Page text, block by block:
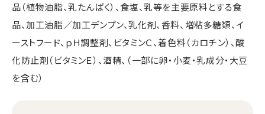
品（植物油脂、乳たんぱく）、食塩、乳等を主要原料とする食
品、加工油脂／加工デンプン、乳化剤、香料、増粘多糖類、イ
ーストフード、ｐＨ調整剤、ビタミンＣ、着色料（カロチン）、酸
化防止剤（ビタミンＥ）、酒精、（一部に卵・小麦・乳成分・大豆
を含む）